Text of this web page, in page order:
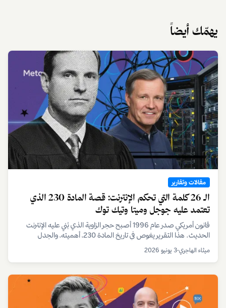
يهمّك أيضاً
مقالات وتقارير
الـ 26 كلمة التي تحكم الإنترنت: قصة المادة 230 الذي
تعتمد عليه جوجل وميتا وتيك توك
قانون أمريكي صدر عام 1996 أصبح حجر الزاوية الذي بُني عليه الإنترنت
الحديث. هذا التقرير يغوص في تاريخ المادة 230، أهميته، والجدل
ميثاء الهاجري•3 يونيو 2026